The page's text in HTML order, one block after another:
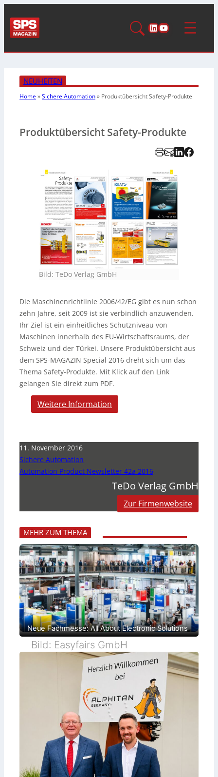
LinkedIn
YouTube
NEUHEITEN
Home»Sichere Automation» Produktübersicht Safety-Produkte
Produktübersicht Safety-Produkte
Bild: TeDo Verlag GmbH
Die Maschinenrichtlinie 2006/42/EG gibt es nun schon
zehn Jahre, seit 2009 ist sie verbindlich anzuwenden.
Ihr Ziel ist ein einheitliches Schutzniveau von
Maschinen innerhalb des EU-Wirtschaftsraums, der
Schweiz und der Türkei. Unsere Produktübersicht aus
dem SPS-MAGAZIN Special 2016 dreht sich um das
Thema Safety-Produkte. Mit Klick auf den Link
gelangen Sie direkt zum PDF.
Weitere Information
11. November 2016
Sichere Automation
Automation Product Newsletter 42a 2016
TeDo Verlag GmbH
Zur Firmenwebsite
MEHR ZUM THEMA
Neue Fachmesse: All About Electronic Solutions
Bild: Easyfairs GmbH